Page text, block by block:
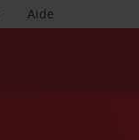
Aide